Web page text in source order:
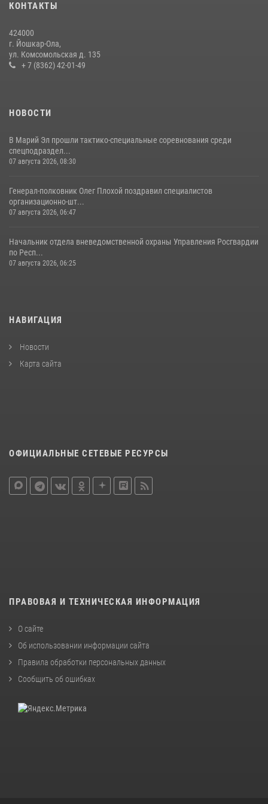
Управление Росгвардии по Республике Марий Эл продолжает
(видео)
11 июля 2026, 06:20 9
28 июля 2026, 11:52
КОНТАКТЫ
424000
г. Йошкар-Ола,
ул. Комсомольская д. 135
+ 7 (8362) 42-01-49
НОВОСТИ
В Марий Эл прошли тактико-специальные соревнования среди
спецподраздел...
07 августа 2026, 08:30
Генерал-полковник Олег Плохой поздравил специалистов
организационно-шт...
07 августа 2026, 06:47
Начальник отдела вневедомственной охраны Управления Росгвардии
по Респ...
07 августа 2026, 06:25
НАВИГАЦИЯ
Новости
Карта сайта
ОФИЦИАЛЬНЫЕ СЕТЕВЫЕ РЕСУРСЫ
ПРАВОВАЯ И ТЕХНИЧЕСКАЯ ИНФОРМАЦИЯ
О сайте
Об использовании информации сайта
Правила обработки персональных данных
Сообщить об ошибках